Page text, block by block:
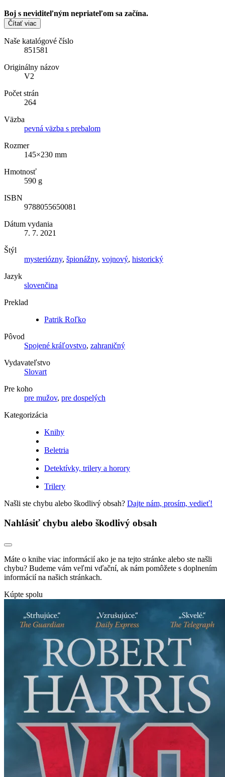
Boj s neviditeľným nepriateľom sa začína.
Čítať viac
Naše katalógové číslo
851581
Originálny názov
V2
Počet strán
264
Väzba
pevná väzba s prebalom
Rozmer
145×230 mm
Hmotnosť
590 g
ISBN
9788055650081
Dátum vydania
7. 7. 2021
Štýl
mysteriózny, špionážny, vojnový, historický
Jazyk
slovenčina
Preklad
Patrik Roľko
Pôvod
Spojené kráľovstvo, zahraničný
Vydavateľstvo
Slovart
Pre koho
pre mužov, pre dospelých
Kategorizácia
Knihy
Beletria
Detektívky, trilery a horory
Trilery
Našli ste chybu alebo škodlivý obsah? Dajte nám, prosím, vedieť!
Nahlásiť chybu alebo škodlivý obsah
Máte o knihe viac informácií ako je na tejto stránke alebo ste našli
chybu? Budeme vám veľmi vďační, ak nám pomôžete s doplnením
informácií na našich stránkach.
Kúpte spolu